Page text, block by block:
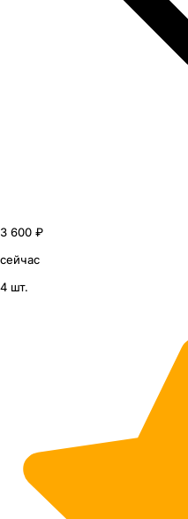
3 600 ₽
сейчас
4 шт.